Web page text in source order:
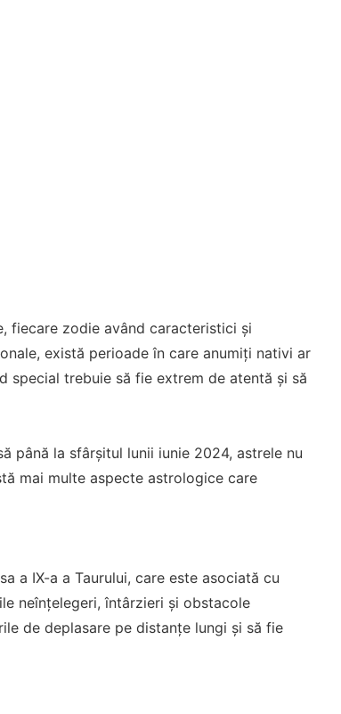
fiecare zodie având caracteristici și
există perioade în care anumiți nativi ar
special trebuie să fie extrem de atentă și să
până la sfârșitul lunii iunie 2024, astrele nu
mai multe aspecte astrologice care
a IX-a a Taurului, care este asociată cu
neînțelegeri, întârzieri și obstacole
de deplasare pe distanțe lungi și să fie